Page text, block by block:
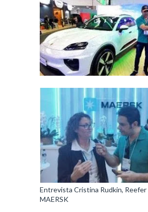
Entrevista Cristina Rudkin, Reefer
MAERSK